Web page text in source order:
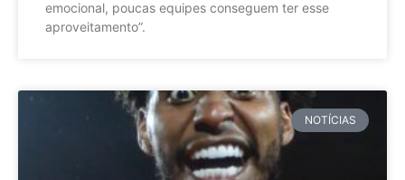
emocional, poucas equipes conseguem ter esse
aproveitamento”.
NOTÍCIAS